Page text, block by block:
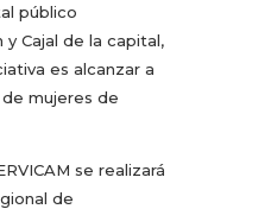
público
y Cajal de la capital,
es alcanzar a
de mujeres de
se realizará
de